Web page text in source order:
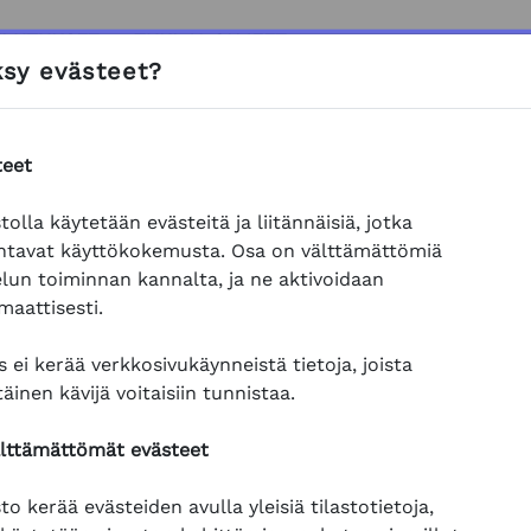
TUKI JA OHJEET
käytönvalvoja
Maakaasun
maakaasun käytönvalvojan vastuista ja
ja tehtävät ovat vapaasti selattavissa ja
osio kerrallaan.
suorittaa kirjautuneena, jos:
että etenemisesi ja suorituksesi jää muistiin.
evästeet?
käytetään evästeitä ja liitännäisiä, jotka
käyttökokemusta. Osa on välttämättömiä
toiminnan kannalta, ja ne aktivoidaan
ei kerää verkkosivukäynneistä tietoja, joista
kävijä voitaisiin tunnistaa.
evästeet
kerää evästeiden avulla yleisiä tilastotietoja,